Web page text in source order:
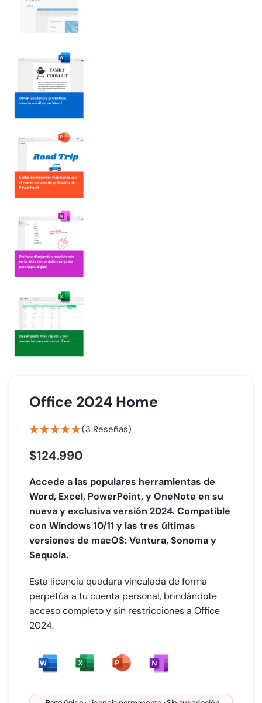
Office 2024 Home
(3 Reseñas)
$124.990
Accede a las populares herramientas de
Word, Excel, PowerPoint, y OneNote en su
nueva y exclusiva versión 2024. Compatible
con Windows 10/11 y las tres últimas
versiones de macOS: Ventura, Sonoma y
Sequoia.
Esta licencia quedara vinculada de forma
perpetúa a tu cuenta personal, brindándote
acceso completo y sin restricciones a Office
2024.